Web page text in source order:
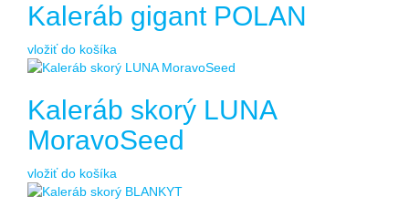
Kaleráb gigant POLAN
vložiť do košíka
Kaleráb skorý LUNA
MoravoSeed
vložiť do košíka